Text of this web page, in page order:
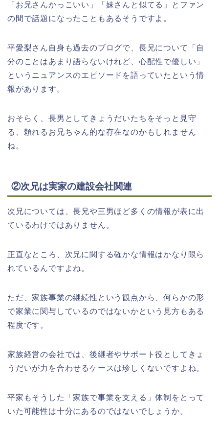
「お兄さんかっこいい」「妹さんと似てる」とファン
の間で話題になったこともあるそうですよ。
平愛梨さん自身も過去のブログで、長兄について「自
分のことはあまり語らないけれど、心配性で優しい」
というニュアンスのエピソードを語っていたという情
報があります。
おそらく、長男としてきょうだいたちをそっと見守
る、頼れるお兄ちゃん的な存在なのかもしれません
ね。
②次兄は実家の建設会社関連
次兄については、長兄や三男ほど多くの情報が表に出
ているわけではありません。
正直なところ、次兄に関する確かな情報はかなり限ら
れているんですよね。
ただ、家族事業の継続性という観点から、何らかの形
で家業に関与しているのではないかという見方もある
程度です。
家族経営の会社では、後継者やサポート役としてきょ
うだいが力を合わせるケースは珍しくないですよね。
平家もそうした「家族で事業を支える」体制をとって
いた可能性は十分にあるのではないでしょうか。